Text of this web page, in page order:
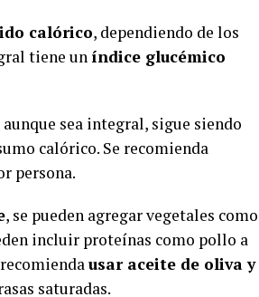
calórico, dependiendo de los
tiene uníndice glucémico
aunque sea integral, sigue siendo
calórico. Se recomienda
persona.
, se pueden agregar vegetales como
incluir proteínas como pollo a
usar aceite de oliva y
saturadas.